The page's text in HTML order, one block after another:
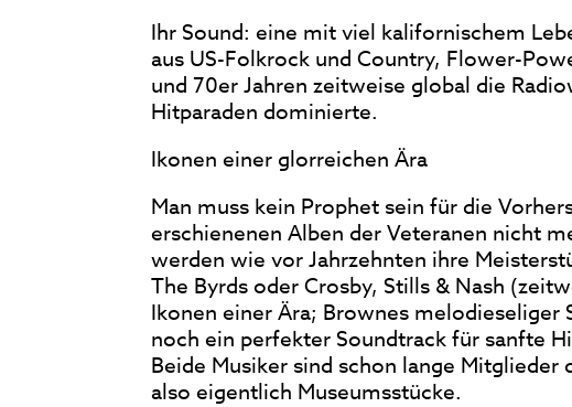
Ihr Sound: eine mit viel kalifornischem
aus US-Folkrock und Country, Flower-
und 70er Jahren zeitweise global die
Hitparaden dominierte.
Ikonen einer glorreichen Ära
Man muss kein Prophet sein für die
erschienenen Alben der Veteranen nicht
werden wie vor Jahrzehnten ihre
The Byrds oder Crosby, Stills & Nash
Ikonen einer Ära; Brownes
noch ein perfekter Soundtrack für sanfte
Beide Musiker sind schon lange Mitglieder
also eigentlich Museumsstücke.